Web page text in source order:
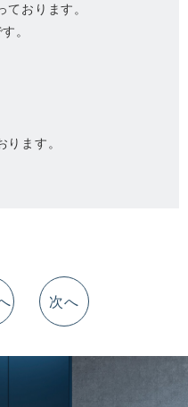
ております。
。
ます。
次へ